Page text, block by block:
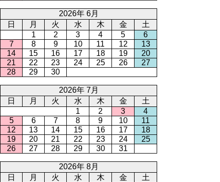
2026年 6月
日
月 火 水 木 金
土
1
2 3 4 5
6
7
8 9 10 11 12
13
14
15 16 17 18 19
20
21
22 23 24 25 26
27
28
29 30
2026年 7月
日
月 火 水 木 金
土
1
2 3
4
5
6 7 8 9 10
11
12
13 14 15 16 17
18
19
20 21 22 23 24
25
26
27 28 29 30 31
2026年 8月
日
月 火 水 木 金
土